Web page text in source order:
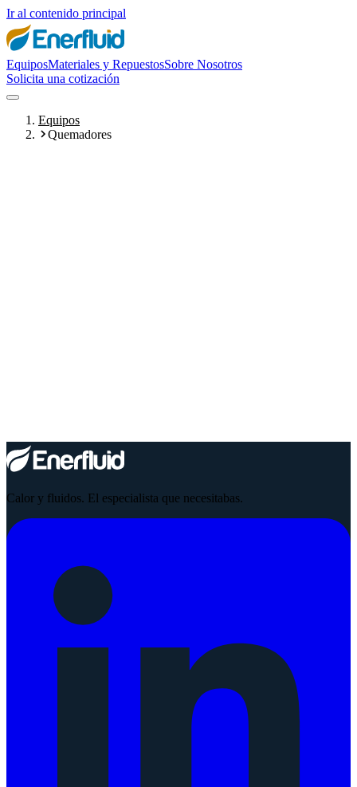
Ir al contenido principal
EquiposMateriales y RepuestosSobre Nosotros
Solicita una cotización
Equipos
Quemadores
Ver familia
Calor y fluidos. El especialista que necesitabas.